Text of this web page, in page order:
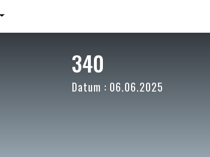
340
Datum : 06.06.2025